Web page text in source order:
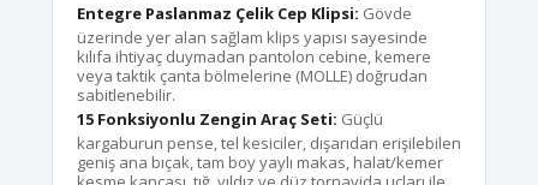
Entegre Paslanmaz Çelik Cep Klipsi: Gövde
üzerinde yer alan sağlam klips yapısı sayesinde
kılıfa ihtiyaç duymadan pantolon cebine, kemere
veya taktik çanta bölmelerine (MOLLE) doğrudan
sabitlenebilir.
15 Fonksiyonlu Zengin Araç Seti: Güçlü
kargaburun pense, tel kesiciler, dışarıdan erişilebilen
geniş ana bıçak, tam boy yaylı makas, halat/kemer